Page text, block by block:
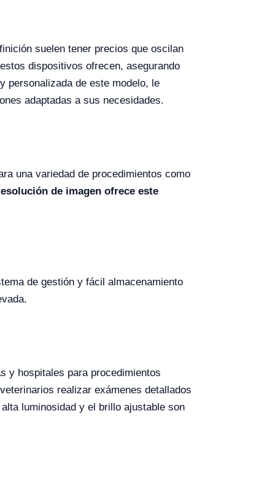
suelen tener precios que oscilan
dispositivos ofrecen, asegurando
personalizada de este modelo, le
adaptadas a sus necesidades.
una variedad de procedimientos como
de imagen ofrece este
de gestión y fácil almacenamiento
y hospitales para procedimientos
realizar exámenes detallados
luminosidad y el brillo ajustable son